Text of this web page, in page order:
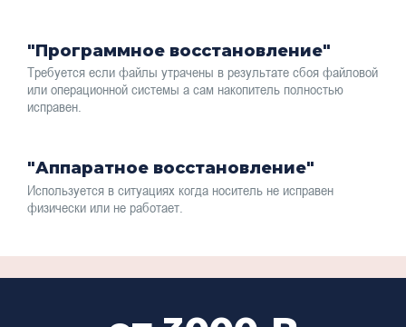
"Программное восстановление"
Требуется если файлы утрачены в результате сбоя файловой
или операционной системы а сам накопитель полностью
исправен.
"Аппаратное восстановление"
Используется в ситуациях когда носитель не исправен
физически или не работает.